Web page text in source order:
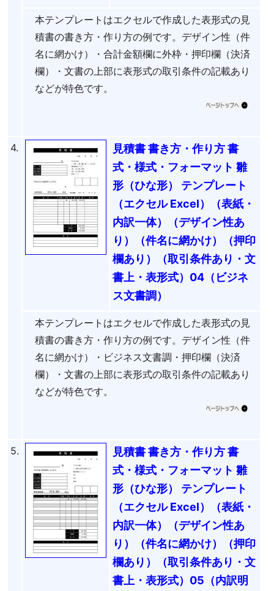
本テンプレートはエクセルで作成した表形式の見
積書の書き方・作り方の例です。デザイン性（件
名に網かけ）・合計金額欄に外枠・押印欄（決済
欄）・文書の上部に表形式の取引条件の記載あり
などが特色です。
4.
見積書 書き方・作り方 書
式・様式・フォーマット 雛
形（ひな形） テンプレート
（エクセル Excel）（表紙・
内訳一体）（デザイン性あ
り）（件名に網かけ）（押印
欄あり）（取引条件あり・文
書上・表形式）04（ビジネ
ス文書調）
本テンプレートはエクセルで作成した表形式の見
積書の書き方・作り方の例です。デザイン性（件
名に網かけ）・ビジネス文書調・押印欄（決済
欄）・文書の上部に表形式の取引条件の記載あり
などが特色です。
5.
見積書 書き方・作り方 書
式・様式・フォーマット 雛
形（ひな形） テンプレート
（エクセル Excel）（表紙・
内訳一体）（デザイン性あ
り）（件名に網かけ）（押印
欄あり）（取引条件あり・文
書上・表形式）05（内訳明